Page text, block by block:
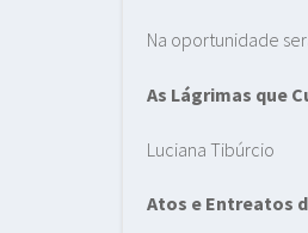
Na oportunidade
As Lágrimas que
Luciana Tibúrcio
Atos e Entreatos